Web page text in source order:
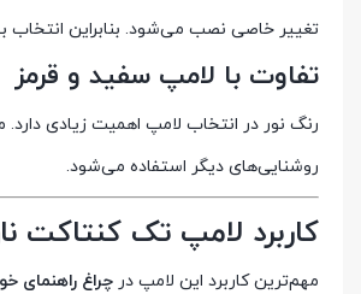
تغییر خاصی نصب می‌شود. بنابراین انتخاب
تفاوت با لامپ سفید و قرمز
رنگ نور در انتخاب لامپ اهمیت زیادی
روشنایی‌های دیگر استفاده می‌شود.
کاربرد لامپ تک کنتاکت
مهم‌ترین کاربرد این لامپ در چراغ راهنمای